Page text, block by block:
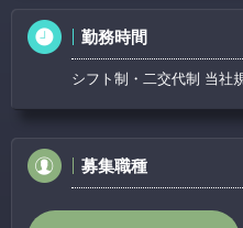
勤務時間
シフト制・二交代制 当社
募集職種